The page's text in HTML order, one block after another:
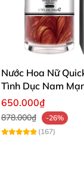
Nước Hoa Nữ
Tình Dục Nam
650.000₫
878.000₫
-26%
(167)